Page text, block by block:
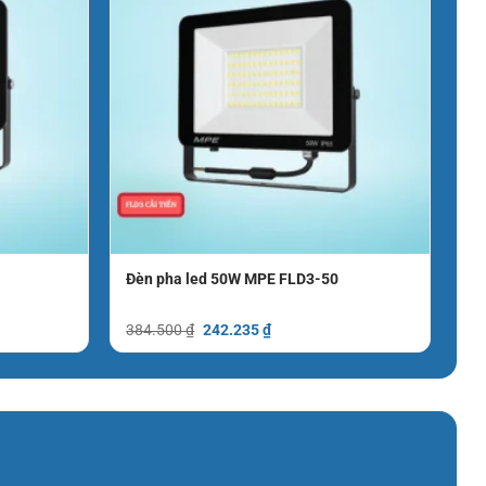
Đèn pha led 50W MPE FLD3-50
384.500₫ Giá
384.500 ₫.
242.235₫Giá
hiện
là: